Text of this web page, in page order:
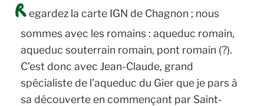
R egardez la carte IGN de Chagnon ; nous
sommes avec les romains : aqueduc romain,
aqueduc souterrain romain, pont romain (?).
C’est donc avec Jean-Claude, grand
spécialiste de l’aqueduc du Gier que je pars à
sa découverte en commençant par Saint-